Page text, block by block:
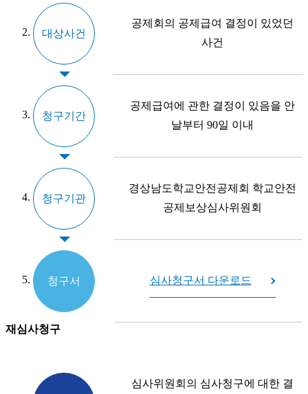
대상사건
공제회의 공제급여 결정이 있었던
사건
청구기간
공제급여에 관한 결정이 있음을 안
날부터 90일 이내
청구기관
경상남도학교안전공제회 학교안전
공제보상심사위원회
청구서 심사청구서 다운로드
재심사청구
심사위원회의 심사청구에 대한 결